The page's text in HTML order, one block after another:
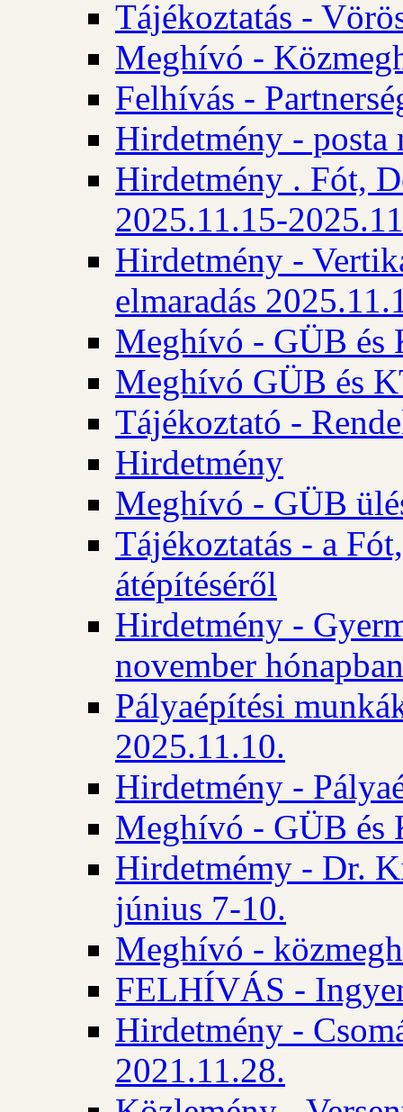
Tájékoztatás -
Meghívó -
Felhívás -
Hirdetmény - posta
Hirdetmény . Fót,
2025.11.15-
Hirdetmény -
elmaradás
Meghívó - GÜB és
Meghívó GÜB és
Tájékoztató -
Hirdetmény
Meghívó - GÜB
Tájékoztatás - a
átépítéséről
Hirdetmény -
november hónapban
Pályaépítési
2025.11.10.
Hirdetmény -
Meghívó - GÜB és
Hirdetmémy - Dr.
június 7-10.
Meghívó -
FELHÍVÁS -
Hirdetmény -
2021.11.28.